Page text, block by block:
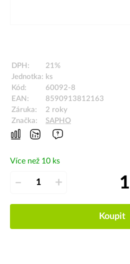
DPH:
21%
Jednotka: ks
Kód:
60092-8
EAN:
8590913812163
Záruka:
2 roky
Značka:
SAPHO
Více než 10 ks
– +
Koupit